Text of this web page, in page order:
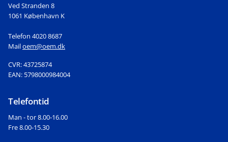
Ved Stranden 8
1061 København K
Telefon 4020 8687
Mailoem@oem.dk
CVR: 43725874
EAN: 5798000984004
Telefontid
Man - tor 8.00-16.00
Fre 8.00-15.30